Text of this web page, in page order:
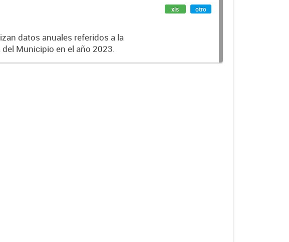
datos anuales referidos a la
Municipio en el año 2023.
xls otro